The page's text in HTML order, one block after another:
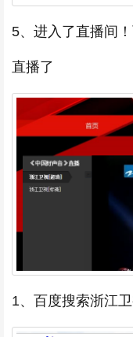
5、进入了直播间
直播了
1、百度搜索浙江